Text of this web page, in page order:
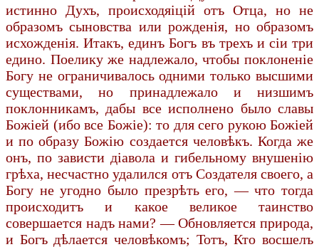
истинно Духъ, происходяіцій отъ Отца, но не
образомъ сыновства или рожденія, но образомъ
исхожденія. Итакъ, единъ Богъ въ трехъ и сіи три
едино. Поелику же надлежало, чтобы поклоненіе
Богу не ограничивалось одними только высшими
существами, но принадлежало и низшимъ
поклонникамъ, дабы все исполнено было славы
Божіей (ибо все Божіе): то для сего рукою Божіей
и по образу Божію создается человѣкъ. Когда же
онъ, по зависти діавола и гибельному внушенію
грѣха, несчастно удалился отъ Создателя своего, а
Богу не угодно было презрѣть его, — что тогда
происходитъ и какое великое таинство
совершается надъ нами? — Обновляется природа,
и Богъ дѣлается человѣкомъ; Тотъ, Кто восшелъ